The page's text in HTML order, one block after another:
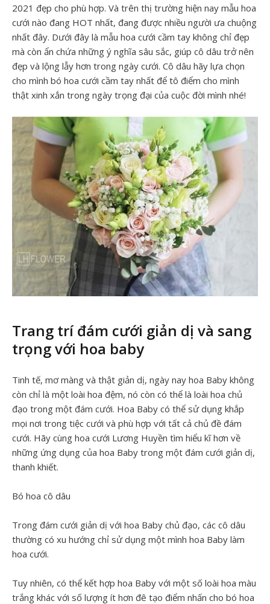
2021 đẹp cho phù hợp. Và trên thị trường hiện nay mẫu hoa
cưới nào đang HOT nhất, đang được nhiều người ưa chuộng
nhất đây. Dưới đây là mẫu hoa cưới cầm tay không chỉ đẹp
mà còn ẩn chứa những ý nghĩa sâu sắc, giúp cô dâu trở nên
đẹp và lộng lẫy hơn trong ngày cưới. Cô dâu hãy lựa chọn
cho mình bó hoa cưới cầm tay nhất để tô điểm cho mình
thật xinh xắn trong ngày trọng đại của cuộc đời mình nhé!
Trang trí đám cưới giản dị và sang
trọng với hoa baby
Tinh tế, mơ màng và thật giản dị, ngày nay hoa Baby không
còn chỉ là một loài hoa đệm, nó còn có thể là loài hoa chủ
đạo trong một đám cưới. Hoa Baby có thể sử dụng khắp
mọi nơi trong tiệc cưới và phù hợp với tất cả chủ đề đám
cưới. Hãy cùng hoa cưới Lương Huyền tìm hiểu kĩ hơn về
những ứng dụng của hoa Baby trong một đám cưới giản dị,
thanh khiết.
Bó hoa cô dâu
Trong đám cưới giản dị với hoa Baby chủ đạo, các cô dâu
thường có xu hướng chỉ sử dụng một mình hoa Baby làm
hoa cưới.
Tuy nhiên, có thể kết hợp hoa Baby với một số loài hoa màu
trắng khác với số lượng ít hơn đê tạo điểm nhấn cho bó hoa